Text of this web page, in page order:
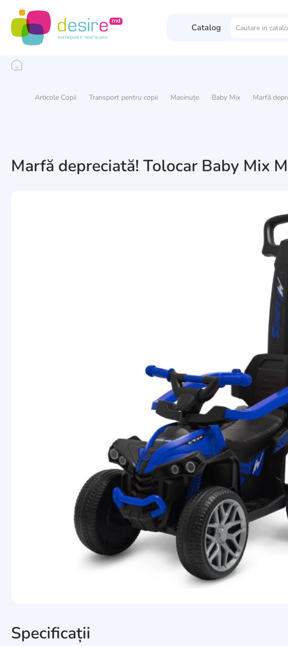
Catalog
Articole Copii Transport pentru copii Masinuțe Baby Mix Marfă
Marfă depreciată! Tolocar Baby Mix
Specificații